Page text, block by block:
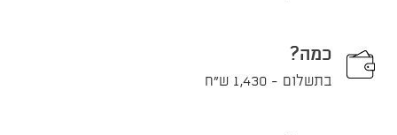
כמה?
בתשלום - 1,430 ש"ח